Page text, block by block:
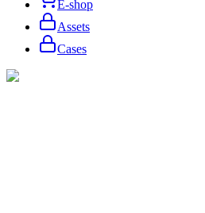
E-shop
Assets
Cases